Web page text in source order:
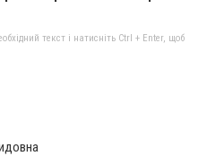
текст і натисніть Ctrl + Enter, щоб